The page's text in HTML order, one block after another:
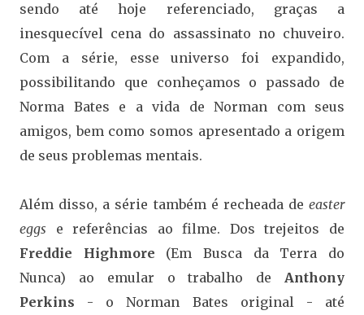
sendo até hoje referenciado, graças a
inesquecível cena do assassinato no chuveiro.
Com a série, esse universo foi expandido,
possibilitando que conheçamos o passado de
Norma Bates e a vida de Norman com seus
amigos, bem como somos apresentado a origem
de seus problemas mentais.
Além disso, a série também é recheada de easter
eggs e referências ao filme. Dos trejeitos de
Freddie Highmore (Em Busca da Terra do
Nunca) ao emular o trabalho de Anthony
Perkins - o Norman Bates original - até